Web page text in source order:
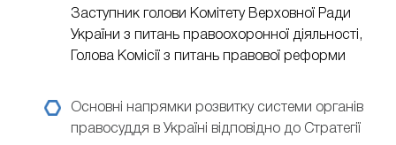
Заступник голови Комітету Верховної Ради
України з питань правоохоронної діяльності,
Голова Комісії з питань правової реформи
Основні напрямки розвитку системи органів
правосуддя в Україні відповідно до Стратегії